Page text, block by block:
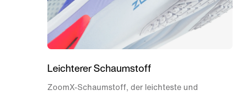
Leichterer Schaumstoff
ZoomX-Schaumstoff, der leichteste und